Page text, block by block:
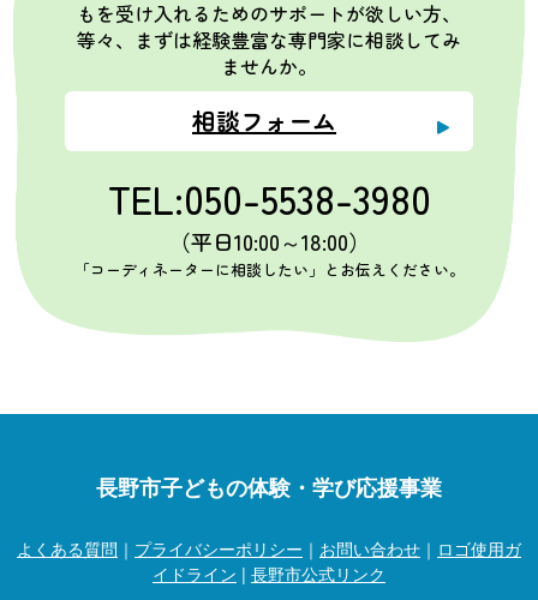
もを受け入れるためのサポートが欲しい方、
等々、まずは経験豊富な専門家に相談してみ
ませんか。
相談フォーム
TEL:050-5538-3980
（平日10:00～18:00）
「コーディネーターに相談したい」とお伝えください。
長野市子どもの体験・学び応援事業
よくある質問 ｜ プライバシーポリシー ｜ お問い合わせ ｜ ロゴ使用ガ
イドライン | 長野市公式リンク